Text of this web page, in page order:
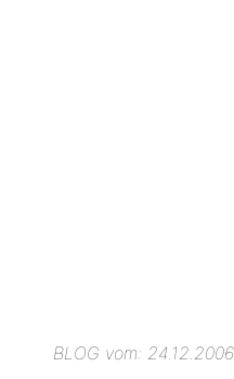
BLOG vom: 24.12.2006